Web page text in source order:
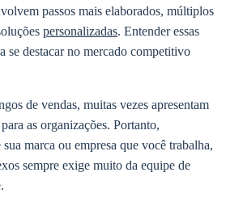
passos mais elaborados, múltiplos
personalizadas. Entender essas
se destacar no mercado competitivo
de vendas, muitas vezes apresentam
as organizações. Portanto,
marca ou empresa que você trabalha,
sempre exige muito da equipe de